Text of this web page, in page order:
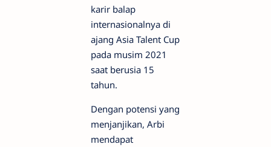
karir balap
internasionalnya di
ajang Asia Talent Cup
pada musim 2021
saat berusia 15
tahun.
Dengan potensi yang
menjanjikan, Arbi
mendapat